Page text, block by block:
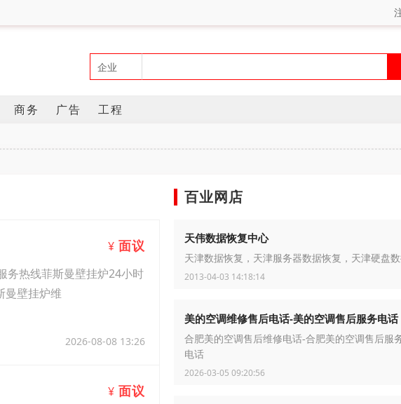
商务 广告 工程
¥ 面议
务热线菲斯曼壁挂炉24小时
曼壁挂炉维
2026-08-08 13:26
¥ 面议
百业网店
天伟数据恢复中心
天津数据恢复，天津服务器数据恢复，天津硬盘
2013-04-03 14:18:14
美的空调维修售后电话-美的空调售后服务电话
合肥美的空调售后维修电话-合肥美的空调售后服
电话
2026-03-05 09:20:56